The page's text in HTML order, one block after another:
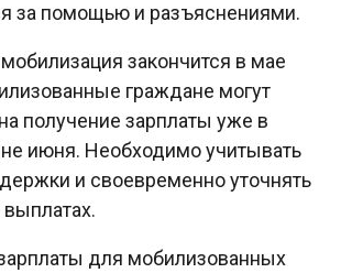
за помощью и разъяснениями.
закончится в мае
граждане могут
получение зарплаты уже в
июня. Необходимо учитывать
и своевременно уточнять
для мобилизованных